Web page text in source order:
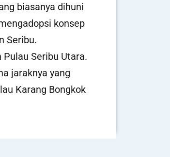
biasanya dihuni
konsep
Seribu.
Seribu Utara.
jaraknya yang
Karang Bongkok